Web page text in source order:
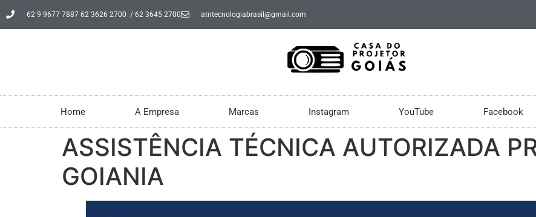
62 9 9677 7887 62 3626 2700 / 62 3645 2700 atntecnologiabrasil@gmail.com
Home A Empresa Marcas Instagram YouTube Facebook
ASSISTÊNCIA TÉCNICA AUTORIZADA
GOIANIA